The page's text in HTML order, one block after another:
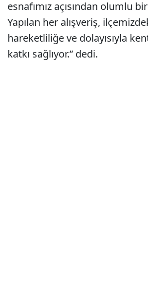
esnafımız açısından olumlu
Yapılan her alışveriş,
hareketliliğe ve dolayısıyla
katkı sağlıyor.” dedi.